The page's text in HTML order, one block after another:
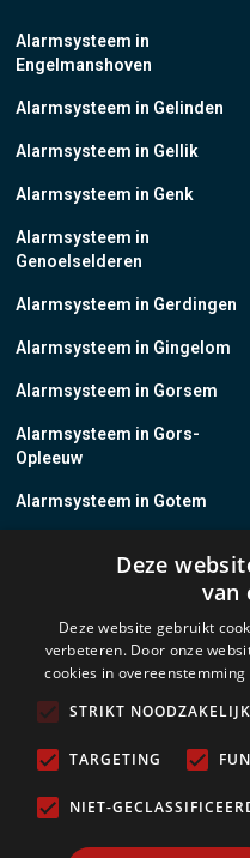
Alarmsysteem in
Engelmanshoven
Alarmsysteem in Gelinden
Alarmsysteem in Gellik
Alarmsysteem in Genk
Alarmsysteem in
Genoelselderen
Alarmsysteem in Gerdingen
Alarmsysteem in Gingelom
Alarmsysteem in Gorsem
Alarmsysteem in Gors-
Opleeuw
Alarmsysteem in Gotem
Alarmsysteem in Grote-
Brogel
Alarmsysteem in Grote-
Spouwen
Deze
van
Deze website gebruikt
verbeteren. Door onze
cookies in
STRIKT NOODZAKELIJK
TARGETING
NIET-